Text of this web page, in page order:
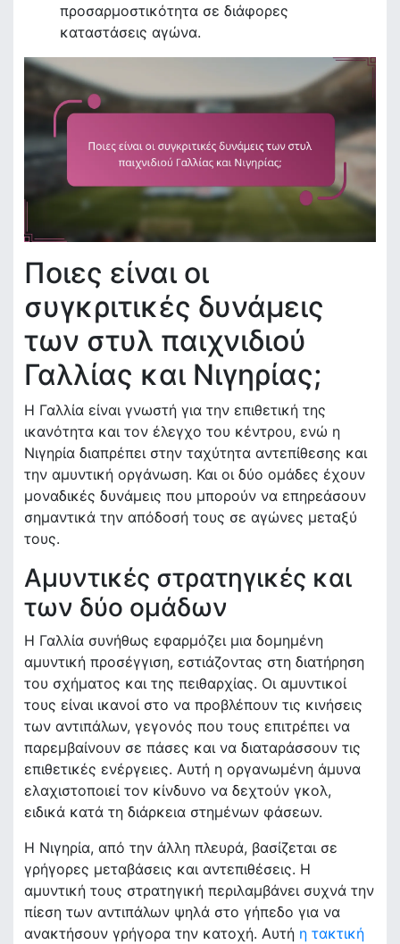
προσαρμοστικότητα σε διάφορες
καταστάσεις αγώνα.
Ποιες είναι οι
συγκριτικές δυνάμεις
των στυλ παιχνιδιού
Γαλλίας και Νιγηρίας;
Η Γαλλία είναι γνωστή για την επιθετική της
ικανότητα και τον έλεγχο του κέντρου, ενώ η
Νιγηρία διαπρέπει στην ταχύτητα αντεπίθεσης και
την αμυντική οργάνωση. Και οι δύο ομάδες έχουν
μοναδικές δυνάμεις που μπορούν να επηρεάσουν
σημαντικά την απόδοσή τους σε αγώνες μεταξύ
τους.
Αμυντικές στρατηγικές και
των δύο ομάδων
Η Γαλλία συνήθως εφαρμόζει μια δομημένη
αμυντική προσέγγιση, εστιάζοντας στη διατήρηση
του σχήματος και της πειθαρχίας. Οι αμυντικοί
τους είναι ικανοί στο να προβλέπουν τις κινήσεις
των αντιπάλων, γεγονός που τους επιτρέπει να
παρεμβαίνουν σε πάσες και να διαταράσσουν τις
επιθετικές ενέργειες. Αυτή η οργανωμένη άμυνα
ελαχιστοποιεί τον κίνδυνο να δεχτούν γκολ,
ειδικά κατά τη διάρκεια στημένων φάσεων.
Η Νιγηρία, από την άλλη πλευρά, βασίζεται σε
γρήγορες μεταβάσεις και αντεπιθέσεις. Η
αμυντική τους στρατηγική περιλαμβάνει συχνά την
πίεση των αντιπάλων ψηλά στο γήπεδο για να
ανακτήσουν γρήγορα την κατοχή. Αυτή η τακτική